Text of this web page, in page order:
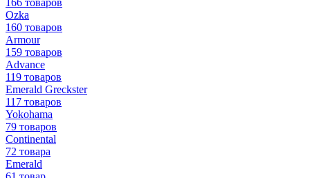
166 товаров
Ozka
160 товаров
Armour
159 товаров
Advance
119 товаров
Emerald Greckster
117 товаров
Yokohama
79 товаров
Continental
72 товара
Emerald